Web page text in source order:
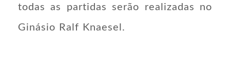
todas as partidas serão realizadas no
Ginásio Ralf Knaesel.